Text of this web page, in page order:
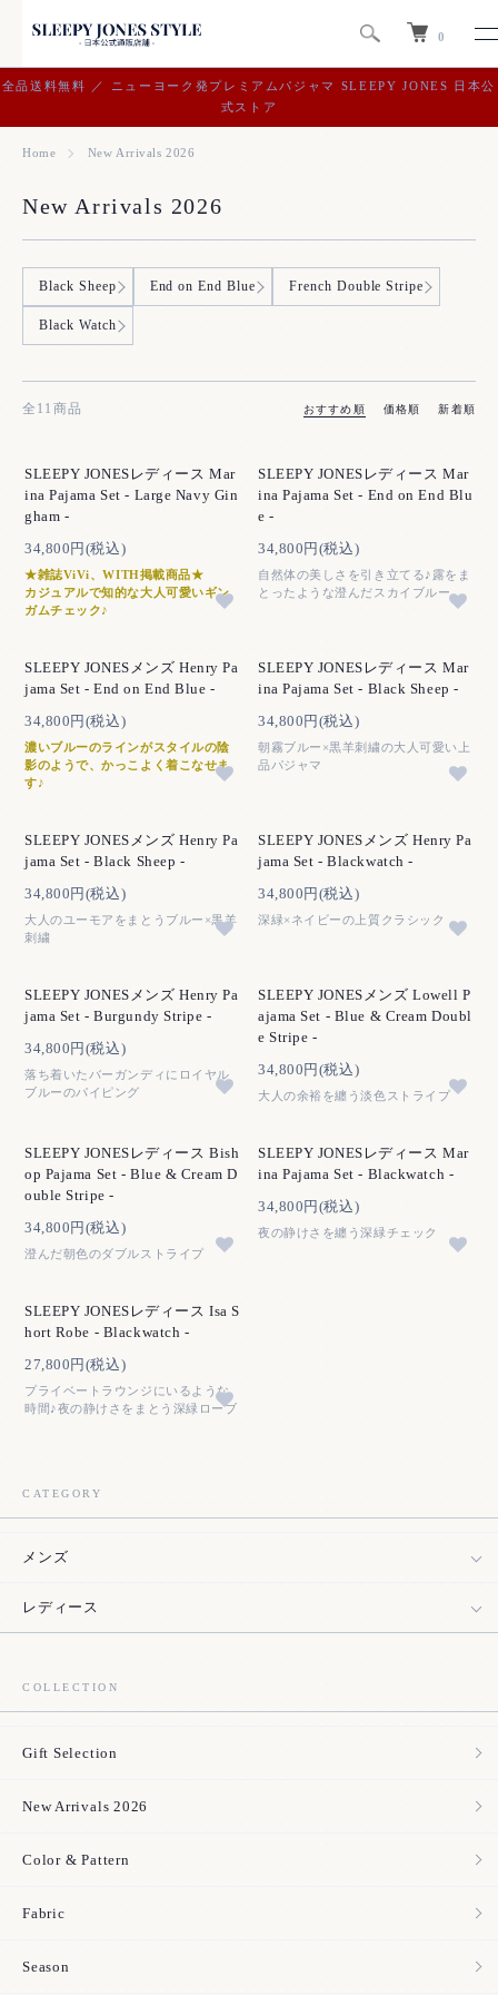
0
全品送料無料 ／ ニューヨーク発プレミアムパジャマ SLEEPY JONES 日本公
式ストア
Home New Arrivals 2026
New Arrivals 2026
グループ一覧
Black Sheep End on End Blue French Double Stripe
Black Watch
全11商品 おすすめ順 価格順 新着順
SLEEPY JONESレディース Mar
ina Pajama Set - Large Navy Gin
gham -
34,800円(税込)
★雑誌ViVi、WITH掲載商品★
カジュアルで知的な大人可愛いギン
ガムチェック♪
SLEEPY JONESレディース Mar
ina Pajama Set - End on End Blu
e -
34,800円(税込)
自然体の美しさを引き立てる♪露をま
とったような澄んだスカイブルー
SLEEPY JONESメンズ Henry Pa
jama Set - End on End Blue -
34,800円(税込)
濃いブルーのラインがスタイルの陰
影のようで、かっこよく着こなせま
す♪
SLEEPY JONESレディース Mar
ina Pajama Set - Black Sheep -
34,800円(税込)
朝霧ブルー×黒羊刺繍の大人可愛い上
品パジャマ
SLEEPY JONESメンズ Henry Pa
jama Set - Black Sheep -
34,800円(税込)
大人のユーモアをまとうブルー×黒羊
刺繍
SLEEPY JONESメンズ Henry Pa
jama Set - Blackwatch -
34,800円(税込)
深緑×ネイビーの上質クラシック
SLEEPY JONESメンズ Henry Pa
jama Set - Burgundy Stripe -
34,800円(税込)
落ち着いたバーガンディにロイヤル
ブルーのパイピング
SLEEPY JONESメンズ Lowell P
ajama Set - Blue & Cream Doubl
e Stripe -
34,800円(税込)
大人の余裕を纏う淡色ストライプ
SLEEPY JONESレディース Bish
op Pajama Set - Blue & Cream D
ouble Stripe -
34,800円(税込)
澄んだ朝色のダブルストライプ
SLEEPY JONESレディース Mar
ina Pajama Set - Blackwatch -
34,800円(税込)
夜の静けさを纏う深緑チェック
SLEEPY JONESレディース Isa S
hort Robe - Blackwatch -
27,800円(税込)
プライベートラウンジにいるような
時間♪夜の静けさをまとう深緑ローブ
CATEGORY
メンズ
レディース
COLLECTION
Gift Selection
New Arrivals 2026
Color & Pattern
Fabric
Season